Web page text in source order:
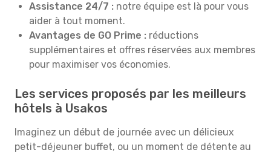
Assistance 24/7 : notre équipe est là pour vous
aider à tout moment.
Avantages de GO Prime : réductions
supplémentaires et offres réservées aux membres
pour maximiser vos économies.
Les services proposés par les meilleurs
hôtels à Usakos
Imaginez un début de journée avec un délicieux
petit-déjeuner buffet, ou un moment de détente au